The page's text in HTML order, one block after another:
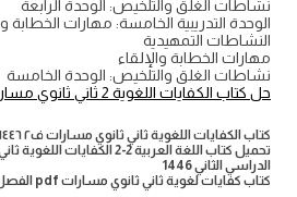
نشاطات الغلق والتلخيص: الوحدة الرابعة
الوحدة التدريبية الخامسة: مهارات الخطابة
النشاطات التمهيدية
مهارات الخطابة والإلقاء
نشاطات الغلق والتلخيص: الوحدة الخامسة
حل كتاب الكفايات اللغوية 2 ثاني ثانوي مسارات الترم الثاني
كتاب الكفايات اللغوية ثاني ثانوي مسارات ف٢ ١٤٤٦
تحميل كتاب اللغة العربية 2-2
الدراسي الثاني 1446
كتاب كفايات لغوية ثاني ثانوي مسارات pdf الفصل الثاني 1446